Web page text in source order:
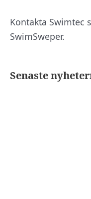
Kontakta Swimtec
SwimSweper.
Senaste